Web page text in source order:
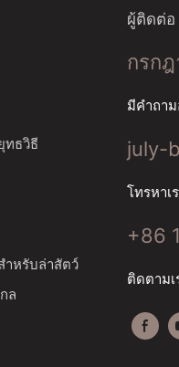
ทธวิธี
ำหรับล่าสัตว์
ล
ผู้ติดต่อ
กรก
มีคำถา
july-
โทรหาเ
+86
ติดตามเ